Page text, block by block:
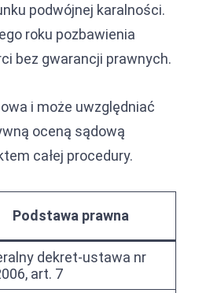
podwójnej karalności.
roku pozbawienia
bez gwarancji prawnych.
i może uwzględniać
oceną sądową
całej procedury.
Podstawa prawna
dekret-ustawa nr
art. 7